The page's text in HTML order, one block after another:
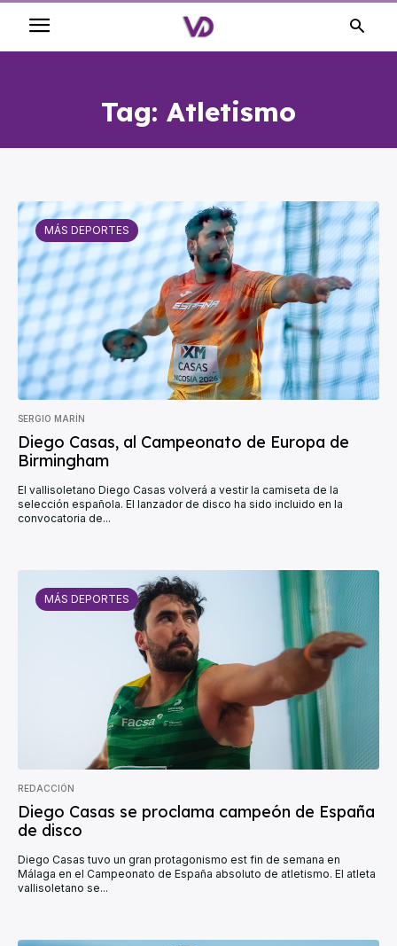
Tag: Atletismo
MÁS DEPORTES
SERGIO MARÍN
Diego Casas, al Campeonato de Europa de
Birmingham
El vallisoletano Diego Casas volverá a vestir la camiseta de la
selección española. El lanzador de disco ha sido incluido en la
convocatoria de...
MÁS DEPORTES
REDACCIÓN
Diego Casas se proclama campeón de España
de disco
Diego Casas tuvo un gran protagonismo est fin de semana en
Málaga en el Campeonato de España absoluto de atletismo. El atleta
vallisoletano se...